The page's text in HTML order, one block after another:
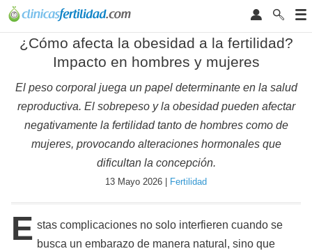
¿Cómo afecta la obesidad a la fertilidad?
Impacto en hombres y mujeres
El peso corporal juega un papel determinante en la salud
reproductiva. El sobrepeso y la obesidad pueden afectar
negativamente la fertilidad tanto de hombres como de
mujeres, provocando alteraciones hormonales que
dificultan la concepción.
13 Mayo 2026 | Fertilidad
E stas complicaciones no solo interfieren cuando se
busca un embarazo de manera natural, sino que